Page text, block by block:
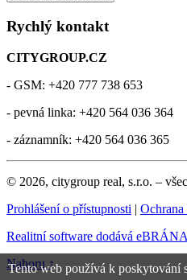
Rychlý kontakt
CITYGROUP.CZ
- GSM: +420 777 738 653
- pevná linka: +420 564 036 364
- záznamník: +420 564 036 365
© 2026, citygroup real, s.r.o. –
Prohlášení o přístupnosti |
Realitní software dodává eBRÁNA
Nahoru ↑
Tento web používá k poskytování